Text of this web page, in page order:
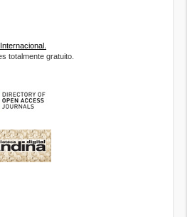
totalmente gratuito.